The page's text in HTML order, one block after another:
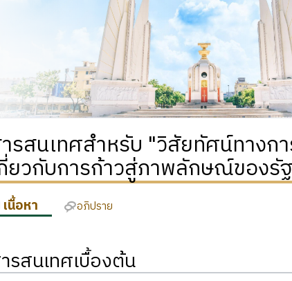
รสนเทศสำหรับ "วิสัยทัศน์ทางก
ยวกับการก้าวสู่ภาพลักษณ์ของรั
เนื้อหา อภิปราย
รสนเทศเบื้องต้น